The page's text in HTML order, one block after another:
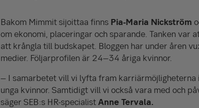
Bakom Mimmit sijoittaa finns Pia-Maria Nickström
om ekonomi, placeringar och sparande. Tanken
att krångla till budskapet. Bloggen har under åren
medier. Följarprofilen är 24–34 åriga kvinnor.
– I samarbetet vill vi lyfta fram
unga kvinnor. Samtidigt vill vi också vara med och
säger SEB:s HR-specialistAnne Tervala.